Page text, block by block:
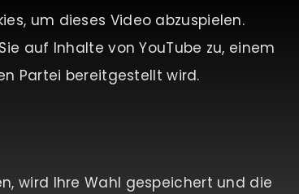
um dieses Video abzuspielen.
auf Inhalte von YouTube zu, einem
Partei bereitgestellt wird.
wird Ihre Wahl gespeichert und die